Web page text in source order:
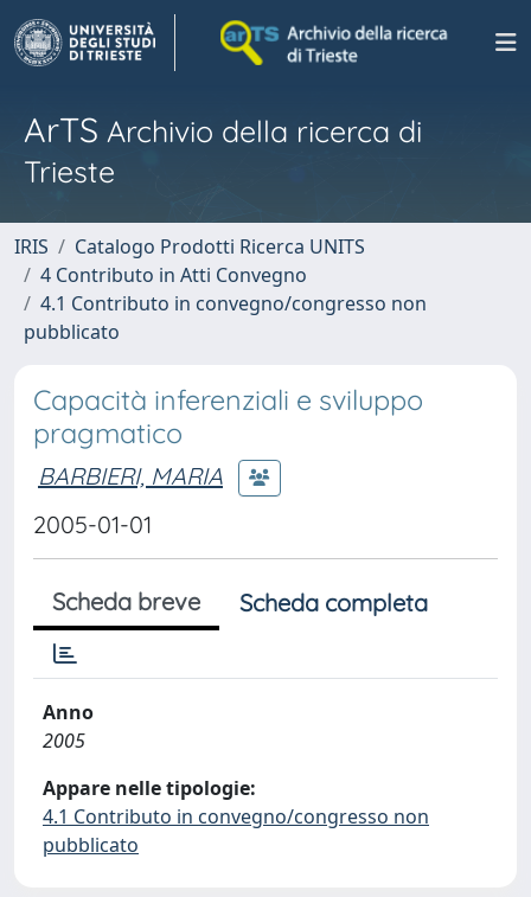
ArTS Archivio della ricerca di
Trieste
IRIS
Catalogo Prodotti Ricerca UNITS
4 Contributo in Atti Convegno
4.1 Contributo in convegno/congresso non
pubblicato
Capacità inferenziali e sviluppo
pragmatico
BARBIERI, MARIA
2005-01-01
Scheda breve Scheda completa
Anno
2005
Appare nelle tipologie:
4.1 Contributo in convegno/congresso non
pubblicato